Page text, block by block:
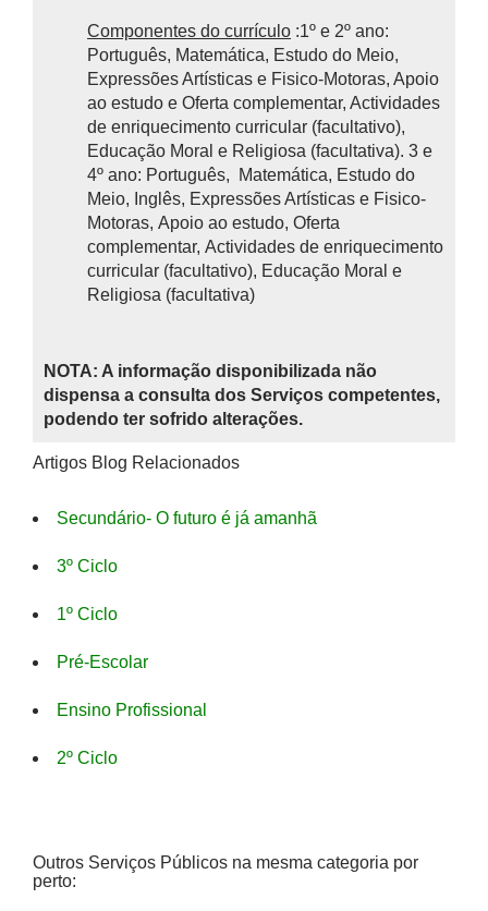
Componentes do currículo :1º e 2º ano:
Português, Matemática, Estudo do Meio,
Expressões Artísticas e Fisico-Motoras, Apoio
ao estudo e Oferta complementar, Actividades
de enriquecimento curricular (facultativo),
Educação Moral e Religiosa (facultativa). 3 e
4º ano: Português, Matemática, Estudo do
Meio, Inglês, Expressões Artísticas e Fisico-
Motoras, Apoio ao estudo, Oferta
complementar, Actividades de enriquecimento
curricular (facultativo), Educação Moral e
Religiosa (facultativa)
NOTA: A informação disponibilizada não
dispensa a consulta dos Serviços competentes,
podendo ter sofrido alterações.
Artigos Blog Relacionados
Secundário- O futuro é já amanhã
3º Ciclo
1º Ciclo
Pré-Escolar
Ensino Profissional
2º Ciclo
Outros Serviços Públicos na mesma categoria por
perto: